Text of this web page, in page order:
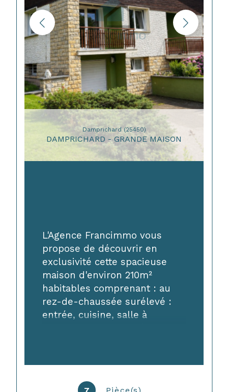
Damprichard (25450)
DAMPRICHARD - GRANDE MAISON
L'Agence Francimmo vous
propose de découvrir en
exclusivité cette spacieuse
maison d'environ 210m²
habitables comprenant : au
rez-de-chaussée surélevé :
entrée, cuisine, salle à
bains avec douche et
baignoire. Au premier étage,